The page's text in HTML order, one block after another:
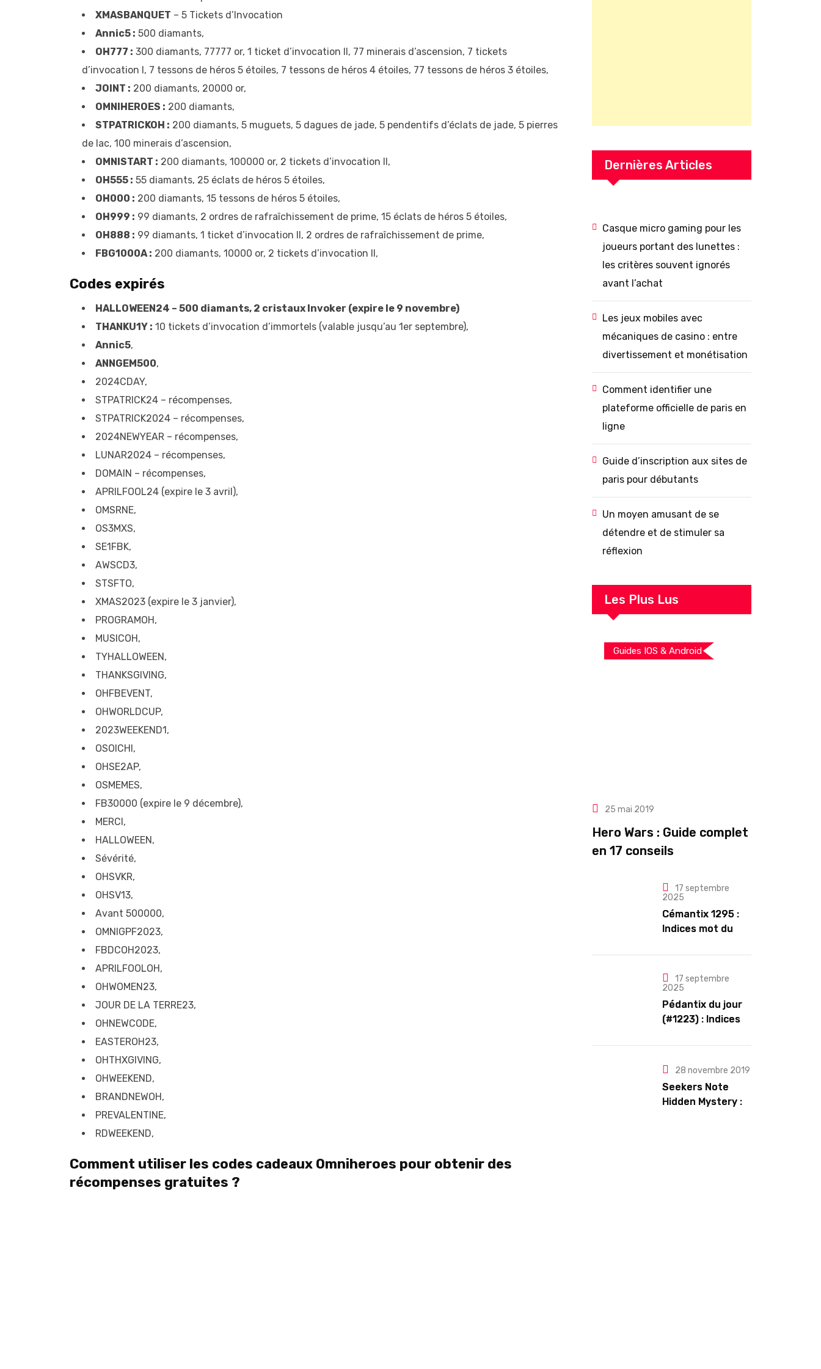
XMASBANQUET – 5 Tickets d’Invocation
Annic5 : 500 diamants,
OH777 : 300 diamants, 77777 or, 1 ticket d’invocation II, 77 minerais d’ascension, 7 tickets
d’invocation I, 7 tessons de héros 5 étoiles, 7 tessons de héros 4 étoiles, 77 tessons de héros 3 étoiles,
JOINT : 200 diamants, 20000 or,
OMNIHEROES : 200 diamants,
STPATRICKOH : 200 diamants, 5 muguets, 5 dagues de jade, 5 pendentifs d’éclats de jade, 5 pierres
de lac, 100 minerais d’ascension,
OMNISTART : 200 diamants, 100000 or, 2 tickets d’invocation II,
OH555 : 55 diamants, 25 éclats de héros 5 étoiles,
OH000 : 200 diamants, 15 tessons de héros 5 étoiles,
OH999 : 99 diamants, 2 ordres de rafraîchissement de prime, 15 éclats de héros 5 étoiles,
OH888 : 99 diamants, 1 ticket d’invocation II, 2 ordres de rafraîchissement de prime,
FBG1000A : 200 diamants, 10000 or, 2 tickets d’invocation II,
Codes expirés
HALLOWEEN24 – 500 diamants, 2 cristaux Invoker (expire le 9 novembre)
THANKU1Y : 10 tickets d’invocation d’immortels (valable jusqu’au 1er septembre),
Annic5,
ANNGEM500,
2024CDAY,
STPATRICK24 – récompenses,
STPATRICK2024 – récompenses,
2024NEWYEAR – récompenses,
LUNAR2024 – récompenses,
DOMAIN – récompenses,
APRILFOOL24 (expire le 3 avril),
OMSRNE,
OS3MXS,
SE1FBK,
AWSCD3,
STSFTO,
XMAS2023 (expire le 3 janvier),
PROGRAMOH,
MUSICOH,
TYHALLOWEEN,
THANKSGIVING,
OHFBEVENT,
OHWORLDCUP,
2023WEEKEND1,
OSOICHI,
OHSE2AP,
OSMEMES,
FB30000 (expire le 9 décembre),
MERCI,
HALLOWEEN,
Sévérité,
OHSVKR,
OHSV13,
Avant 500000,
OMNIGPF2023,
FBDCOH2023,
APRILFOOLOH,
OHWOMEN23,
JOUR DE LA TERRE23,
OHNEWCODE,
EASTEROH23,
OHTHXGIVING,
OHWEEKEND,
BRANDNEWOH,
PREVALENTINE,
RDWEEKEND,
Comment utiliser les codes cadeaux Omniheroes pour obtenir des
récompenses gratuites ?
Dernières Articles
Casque micro gaming pour les
joueurs portant des lunettes :
les critères souvent ignorés
avant l’achat
Les jeux mobiles avec
mécaniques de casino : entre
divertissement et monétisation
Comment identifier une
plateforme officielle de paris en
ligne
Guide d’inscription aux sites de
paris pour débutants
Un moyen amusant de se
détendre et de stimuler sa
réflexion
Les Plus Lus
Guides IOS & Android
25 mai 2019
Hero Wars : Guide complet
en 17 conseils
17 septembre
2025
Cémantix 1295 :
Indices mot du
17 septembre
2025
Pédantix du jour
(#1223) : Indices
28 novembre 2019
Seekers Note
Hidden Mystery :